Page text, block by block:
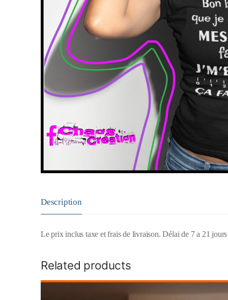
Description
Le prix inclus taxe et frais de livraison. Délai de 7 a 21
Related products